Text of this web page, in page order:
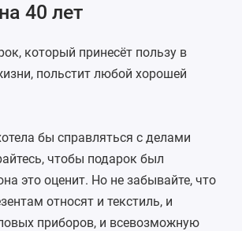
40 лет
который принесёт пользу в
польстит любой хорошей
бы справляться с делами
чтобы подарок был
это оценит. Но не забывайте, что
относят и текстиль, и
приборов, и всевозможную